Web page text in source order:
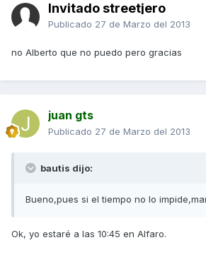
Invitado streetjero
Publicado 27 de Marzo del 2013
no Alberto que no puedo pero gracias
juan gts
Publicado 27 de Marzo del 2013
bautis dijo:
Bueno,pues si el tiempo no lo
Ok, yo estaré a las 10:45 en Alfaro.